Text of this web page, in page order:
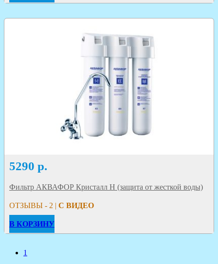
5290 р.
Фильтр АКВАФОР Кристалл Н (защита от жесткой воды)
ОТЗЫВЫ - 2 | С ВИДЕО
В КОРЗИНУ
1